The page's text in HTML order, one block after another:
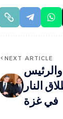
NEXT ARTICLE
والرئيس
النار
في غزة